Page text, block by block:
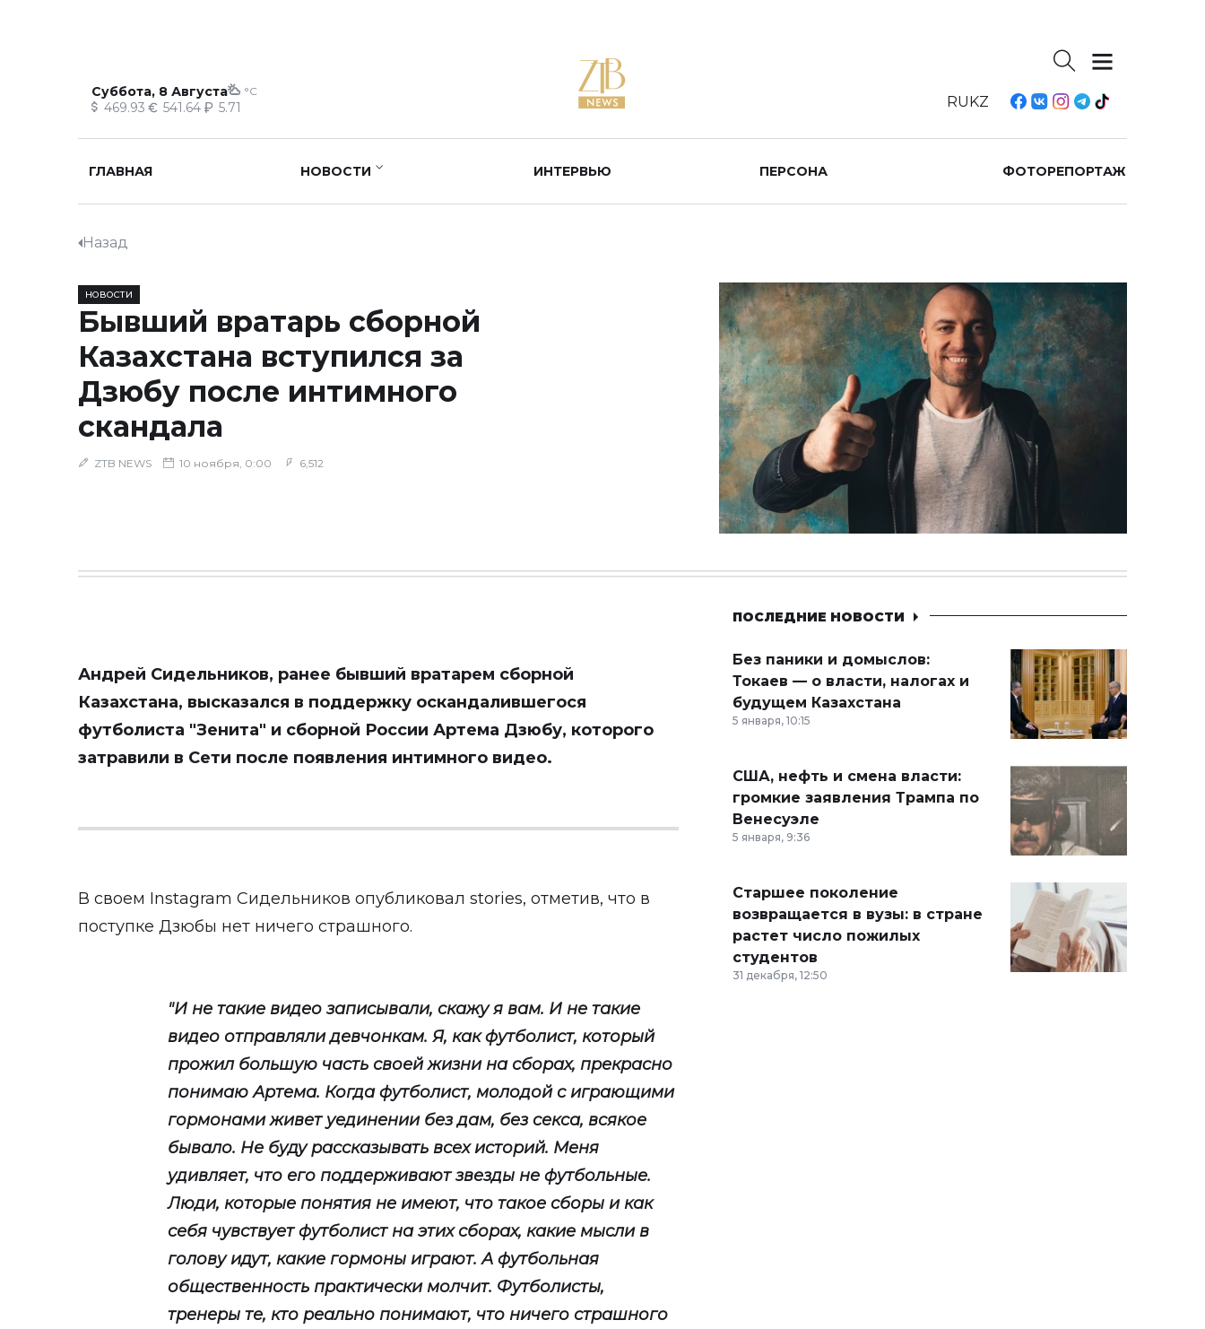
Суббота, 8 Августа °C
469.93 541.64 5.71 RUKZ
ГЛАВНАЯ НОВОСТИ ИНТЕРВЬЮ ПЕРСОНА ФОТОРЕПОРТАЖ
Назад
НОВОСТИ
Бывший вратарь сборной
Казахстана вступился за
Дзюбу после интимного
скандала
ZTB NEWS 10 ноября, 0:00 6,512
Андрей Сидельников, ранее бывший вратарем сборной
Казахстана, высказался в поддержку оскандалившегося
футболиста "Зенита" и сборной России Артема Дзюбу, которого
затравили в Сети после появления интимного видео.
В своем Instagram Сидельников опубликовал stories, отметив, что в
поступке Дзюбы нет ничего страшного.
"И не такие видео записывали, скажу я вам. И не такие
видео отправляли девчонкам. Я, как футболист, который
прожил большую часть своей жизни на сборах, прекрасно
понимаю Артема. Когда футболист, молодой с играющими
гормонами живет уединении без дам, без секса, всякое
бывало. Не буду рассказывать всех историй. Меня
удивляет, что его поддерживают звезды не футбольные.
Люди, которые понятия не имеют, что такое сборы и как
себя чувствует футболист на этих сборах, какие мысли в
голову идут, какие гормоны играют. А футбольная
общественность практически молчит. Футболисты,
тренеры те, кто реально понимают, что ничего страшного
ПОСЛЕДНИЕ НОВОСТИ
Без паники и домыслов:
Токаев — о власти, налогах и
будущем Казахстана
5 января, 10:15
США, нефть и смена власти:
громкие заявления Трампа по
Венесуэле
5 января, 9:36
Старшее поколение
возвращается в вузы: в стране
растет число пожилых
студентов
31 декабря, 12:50